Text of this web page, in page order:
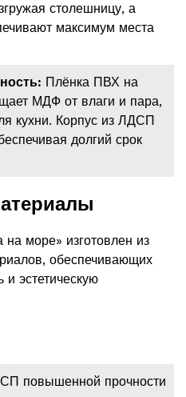
столешницу, а
максимум места
Плёнка ПВХ на
МДФ от влаги и пара,
кухни. Корпус из ЛДСП
долгий срок
море» изготовлен из
обеспечивающих
и эстетическую
повышенной прочности